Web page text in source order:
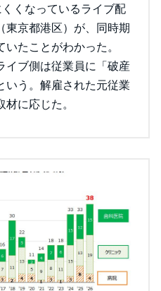
くなっているライブ配
東京都港区）が、同時期
いたことがわかった。
イブ側は従業員に「破産
いう。解雇された元従業
に応じた。